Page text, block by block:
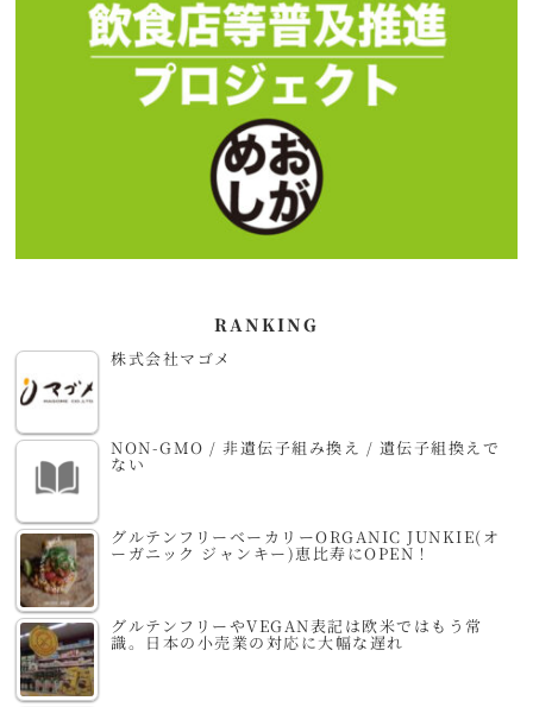
RANKING
株式会社マゴメ
NON-GMO / 非遺伝子組み換え / 遺伝子組換えで
ない
グルテンフリーベーカリーORGANIC JUNKIE(オ
ーガニック ジャンキー)恵比寿にOPEN！
グルテンフリーやVEGAN表記は欧米ではもう常
識。日本の小売業の対応に大幅な遅れ